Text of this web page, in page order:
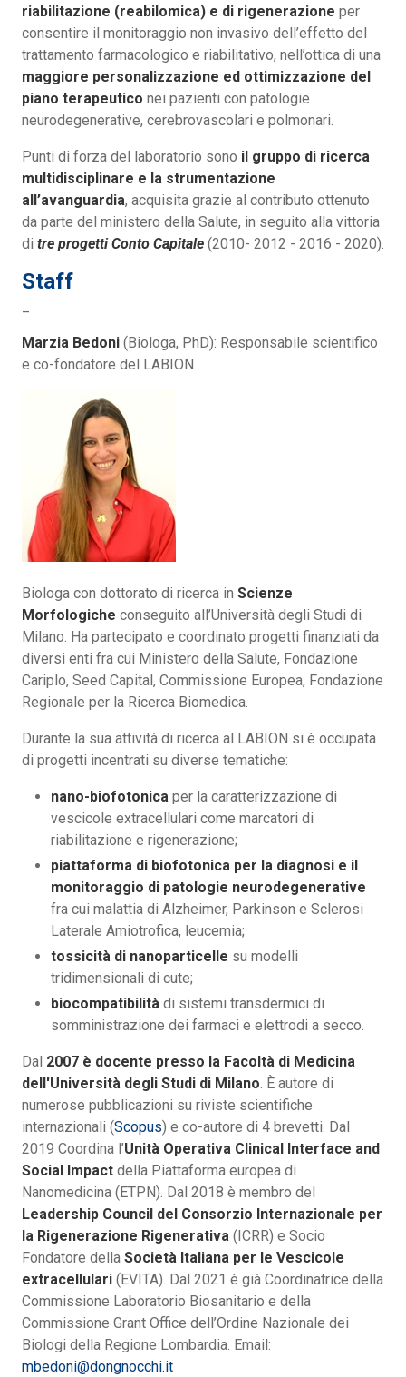
riabilitazione (reabilomica) e di rigenerazione per
consentire il monitoraggio non invasivo dell’effetto del
trattamento farmacologico e riabilitativo, nell’ottica di una
maggiore personalizzazione ed ottimizzazione del
piano terapeutico nei pazienti con patologie
neurodegenerative, cerebrovascolari e polmonari.
Punti di forza del laboratorio sono il gruppo di ricerca
multidisciplinare e la strumentazione
all’avanguardia, acquisita grazie al contributo ottenuto
da parte del ministero della Salute, in seguito alla vittoria
di tre progetti Conto Capitale (2010- 2012 - 2016 - 2020).
Staff
Marzia Bedoni (Biologa, PhD): Responsabile scientifico
e co-fondatore del LABION
Biologa con dottorato di ricerca in Scienze
Morfologiche conseguito all’Università degli Studi di
Milano. Ha partecipato e coordinato progetti finanziati da
diversi enti fra cui Ministero della Salute, Fondazione
Cariplo, Seed Capital, Commissione Europea, Fondazione
Regionale per la Ricerca Biomedica.
Durante la sua attività di ricerca al LABION si è occupata
di progetti incentrati su diverse tematiche:
nano-biofotonica per la caratterizzazione di
vescicole extracellulari come marcatori di
riabilitazione e rigenerazione;
piattaforma di biofotonica per la diagnosi e il
monitoraggio di patologie neurodegenerative
fra cui malattia di Alzheimer, Parkinson e Sclerosi
Laterale Amiotrofica, leucemia;
tossicità di nanoparticelle su modelli
tridimensionali di cute;
biocompatibilità di sistemi transdermici di
somministrazione dei farmaci e elettrodi a secco.
Dal 2007 è docente presso la Facoltà di Medicina
dell'Università degli Studi di Milano. È autore di
numerose pubblicazioni su riviste scientifiche
internazionali (Scopus) e co-autore di 4 brevetti. Dal
2019 Coordina l’Unità Operativa Clinical Interface and
Social Impact della Piattaforma europea di
Nanomedicina (ETPN). Dal 2018 è membro del
Leadership Council del Consorzio Internazionale per
la Rigenerazione Rigenerativa (ICRR) e Socio
Fondatore della Società Italiana per le Vescicole
extracellulari (EVITA). Dal 2021 è già Coordinatrice della
Commissione Laboratorio Biosanitario e della
Commissione Grant Office dell’Ordine Nazionale dei
Biologi della Regione Lombardia. Email:
mbedoni@dongnocchi.it